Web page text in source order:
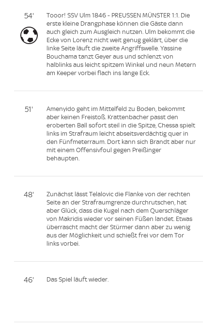
54'
Tooor! SSV Ulm 1846 - PREUSSEN MÜNSTER 1:1. Die
erste kleine Drangphase können die Gäste dann
auch gleich zum Ausgleich nutzen. Ulm bekommt die
Ecke von Lorenz nicht weit genug geklärt, über die
linke Seite läuft die zweite Angriffswelle. Yassine
Bouchama tanzt Geyer aus und schlenzt von
halblinks aus leicht spitzem Winkel und neun Metern
am Keeper vorbei flach ins lange Eck.
51'
Amenyido geht im Mittelfeld zu Boden, bekommt
aber keinen Freistoß. Krattenbacher passt den
eroberten Ball sofort steil in die Spitze, Chessa spielt
links im Strafraum leicht abseitsverdächtig quer in
den Fünfmeterraum. Dort kann sich Brandt aber nur
mit einem Offensivfoul gegen Preißinger
behaupten.
48'
Zunächst lässt Telalovic die Flanke von der rechten
Seite an der Strafraumgrenze durchrutschen, hat
aber Glück, dass die Kugel nach dem Querschläger
von Makridis wieder vor seinen Füßen landet. Etwas
überrascht macht der Stürmer dann aber zu wenig
aus der Möglichkeit und schießt frei vor dem Tor
links vorbei.
46' Das Spiel läuft wieder.